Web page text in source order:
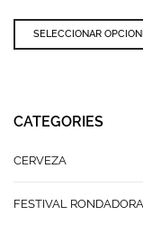
SELECCIONAR
CATEGORIES
CERVEZA
FESTIVAL RONDADORA